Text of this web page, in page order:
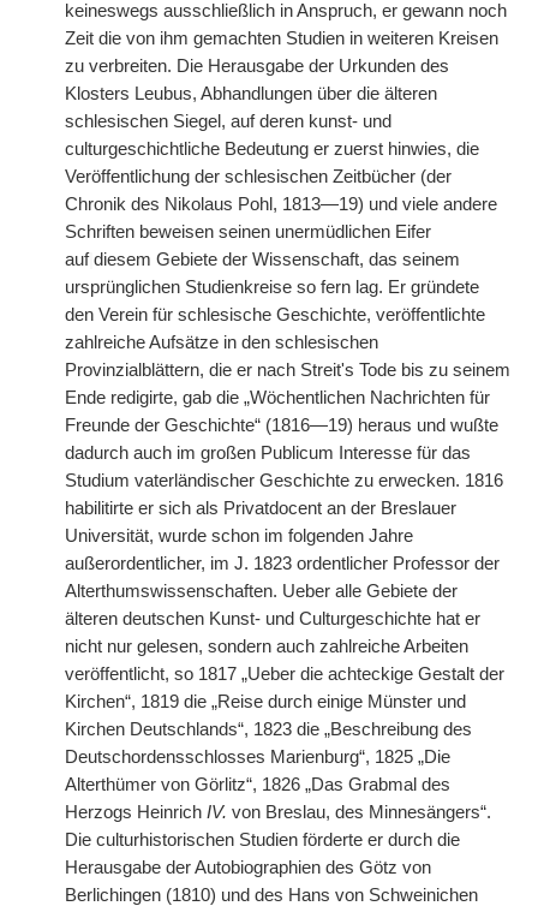
keineswegs ausschließlich in Anspruch, er gewann noch
Zeit die von ihm gemachten Studien in weiteren Kreisen
zu verbreiten. Die Herausgabe der Urkunden des
Klosters Leubus, Abhandlungen über die älteren
schlesischen Siegel, auf deren kunst- und
culturgeschichtliche Bedeutung er zuerst hinwies, die
Veröffentlichung der schlesischen Zeitbücher (der
Chronik des Nikolaus Pohl, 1813—19) und viele andere
Schriften beweisen seinen unermüdlichen Eifer
auf|diesem Gebiete der Wissenschaft, das seinem
ursprünglichen Studienkreise so fern lag. Er gründete
den Verein für schlesische Geschichte, veröffentlichte
zahlreiche Aufsätze in den schlesischen
Provinzialblättern, die er nach Streit's Tode bis zu seinem
Ende redigirte, gab die „Wöchentlichen Nachrichten für
Freunde der Geschichte“ (1816—19) heraus und wußte
dadurch auch im großen Publicum Interesse für das
Studium vaterländischer Geschichte zu erwecken. 1816
habilitirte er sich als Privatdocent an der Breslauer
Universität, wurde schon im folgenden Jahre
außerordentlicher, im J. 1823 ordentlicher Professor der
Alterthumswissenschaften. Ueber alle Gebiete der
älteren deutschen Kunst- und Culturgeschichte hat er
nicht nur gelesen, sondern auch zahlreiche Arbeiten
veröffentlicht, so 1817 „Ueber die achteckige Gestalt der
Kirchen“, 1819 die „Reise durch einige Münster und
Kirchen Deutschlands“, 1823 die „Beschreibung des
Deutschordensschlosses Marienburg“, 1825 „Die
Alterthümer von Görlitz“, 1826 „Das Grabmal des
Herzogs Heinrich IV. von Breslau, des Minnesängers“.
Die culturhistorischen Studien förderte er durch die
Herausgabe der Autobiographien des Götz von
Berlichingen (1810) und des Hans von Schweinichen